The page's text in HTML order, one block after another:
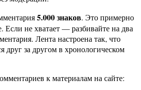
5.000 знаков. Это примерно
Если не хватает — разбивайте на два
Лента настроена так, что
друг за другом в хронологическом
к материалам на сайте: